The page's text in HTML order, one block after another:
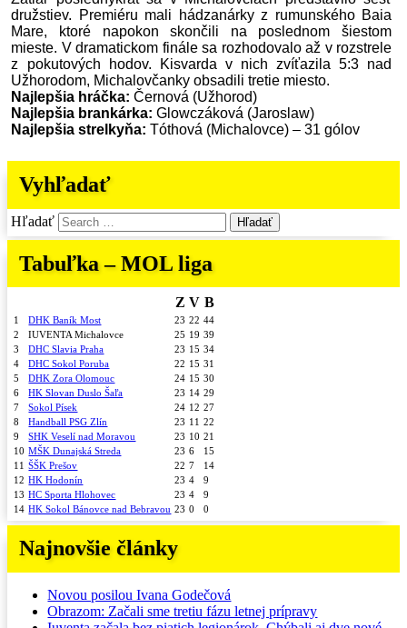
družstiev. Premiéru mali hádzanárky z rumunského Baia
Mare, ktoré napokon skončili na poslednom šiestom
mieste. V dramatickom finále sa rozhodovalo až v rozstrele
z pokutových hodov. Kisvarda v nich zvíťazila 5:3 nad
Užhorodom, Michalovčanky obsadili tretie miesto.
Najlepšia hráčka: Černová (Užhorod)
Najlepšia brankárka: Glowczáková (Jaroslaw)
Najlepšia strelkyňa: Tóthová (Michalovce) – 31 gólov
Vyhľadať
Hľadať
Tabuľka – MOL liga
Z V B
1 DHK Baník Most 23 22 44
2
IUVENTA Michalovce 25 19 39
3
DHC Slavia Praha 23 15 34
4
DHC Sokol Poruba 22 15 31
5
DHK Zora Olomouc 24 15 30
6
HK Slovan Duslo Šaľa 23 14 29
7
Sokol Písek 24 12 27
8
Handball PSG Zlín 23 11 22
9
SHK Veselí nad Moravou 23 10 21
10 MŠK Dunajská Streda 23 6
15
11 ŠŠK Prešov 22 7
14
12 HK Hodonín 23 4
9
13 HC Sporta Hlohovec 23 4
9
14 HK Sokol Bánovce nad Bebravou 23 0 0
Najnovšie články
Novou posilou Ivana Godečová
Obrazom: Začali sme tretiu fázu letnej prípravy